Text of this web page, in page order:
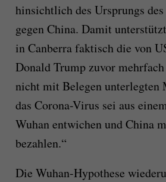
hinsichtlich des Ursprungs
gegen China. Damit
in Canberra faktisch die von
Donald Trump zuvor
nicht mit Belegen unterlegten
das Corona-Virus sei aus
Wuhan entwichen und China
bezahlen.“
Die Wuhan-Hypothese